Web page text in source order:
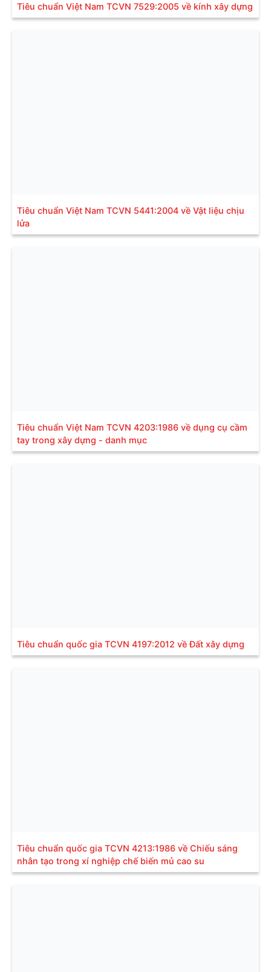
Tiêu chuẩn Việt Nam TCVN 7529:2005 về kính xây dựng
Tiêu chuẩn Việt Nam TCVN 5441:2004 về Vật liệu chịu
lửa
Tiêu chuẩn Việt Nam TCVN 4203:1986 về dụng cụ cầm
tay trong xây dựng - danh mục
Tiêu chuẩn quốc gia TCVN 4197:2012 về Đất xây dựng
Tiêu chuẩn quốc gia TCVN 4213:1986 về Chiếu sáng
nhân tạo trong xí nghiệp chế biến mủ cao su